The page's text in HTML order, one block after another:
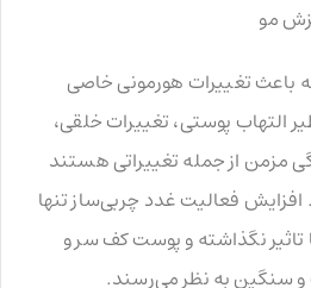
مو
تغییرات هورمونی خاصی
التهاب پوستی، تغییرات خلقی،
مزمن از جمله تغییراتی هستند
فعالیت غدد چربی‌ساز تنها
نگذاشته و پوست کف سر و
سنگین به نظر می‌رسند.